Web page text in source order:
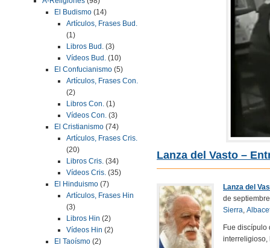
El Budismo (14)
Artículos, Frases Bud.
(1)
Libros Bud. (3)
Vídeos Bud. (10)
El Confucianismo (5)
Artículos, Frases Con.
(2)
Libros Con. (1)
Vídeos Con. (3)
El Cristianismo (74)
Artículos, Frases Cris.
(20)
Libros Cris. (34)
Vídeos Cris. (35)
El Hinduismo (7)
Artículos, Frases Hin
(3)
Libros Hin (2)
Vídeos Hin (2)
El Taoísmo (2)
Lanza del Vasto –
Lanza del
de
Sierra,
Fue discípulo
interreligioso,